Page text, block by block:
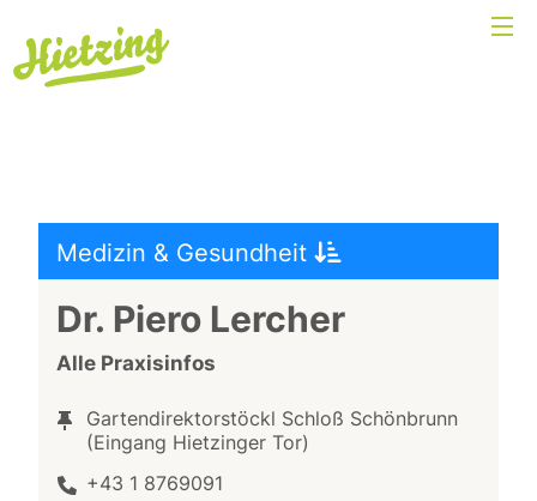
Medizin & Gesundheit
Dr. Piero Lercher
Alle Praxisinfos
Gartendirektorstöckl Schloß Schönbrunn
(Eingang Hietzinger Tor)
+43 1 8769091